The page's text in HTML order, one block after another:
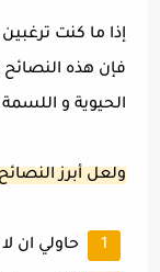
إذا ما كنت
فإن هذه
الحيوية و
ولعل أبرز
حاولي ان